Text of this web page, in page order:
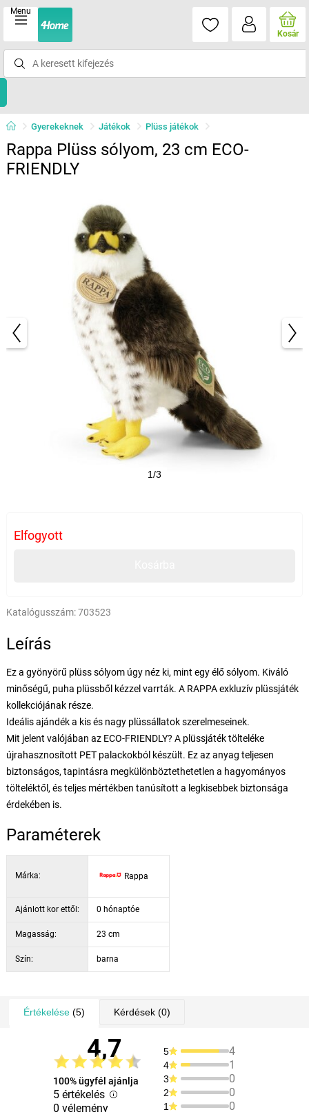
Menu
Kosár
Gyerekeknek Játékok Plüss játékok
Rappa Plüss sólyom, 23 cm ECO-
FRIENDLY
1/3
Elfogyott
Katalógusszám:703523
Leírás
Ez a gyönyörű plüss sólyom úgy néz ki, mint egy élő sólyom. Kiváló
minőségű, puha plüssből kézzel varrták. A RAPPA exkluzív plüssjáték
kollekciójának része.
Ideális ajándék a kis és nagy plüssállatok szerelmeseinek.
Mit jelent valójában az ECO-FRIENDLY? A plüssjáték tölteléke
újrahasznosított PET palackokból készült. Ez az anyag teljesen
biztonságos, tapintásra megkülönböztethetetlen a hagyományos
tölteléktől, és teljes mértékben tanúsított a legkisebbek biztonsága
érdekében is.
Paraméterek
Márka: Rappa
Ajánlott kor ettől: 0 hónaptóe
Magasság: 23 cm
Szín: barna
Értékelése(5) Kérdések(0)
4,7
100% ügyfél ajánlja
5 értékelés
0 vélemény
5 4
4 1
3 0
2 0
1 0